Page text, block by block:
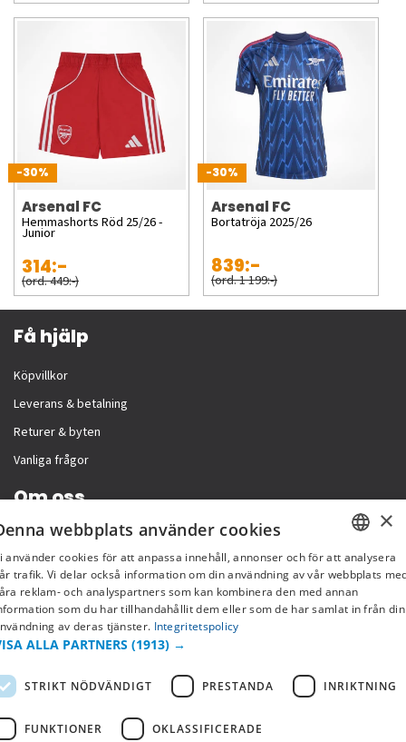
-30%
Arsenal FC
Hemmashorts Röd 25/26 -
Junior
314:-
(ord. 449:-)
-30%
Arsenal FC
Bortatröja 2025/26
839:-
(ord. 1 199:-)
Få hjälp
Köpvillkor
Leverans & betalning
Returer & byten
Vanliga frågor
Om oss
Företagsinformation
SWEDISH
FI
×
webbplats använder cookies
använder cookies för att anpassa innehåll, annonser och för att analysera
trafik. Vi delar också information om din användning av vår webbplats
reklam- och analyspartners som kan kombinera den med annan
som du har tillhandahållit dem eller som de har samlat in från din
av deras tjänster. Integritetspolicy
ALLA PARTNERS (1913) →
STRIKT NÖDVÄNDIGT PRESTANDA INRIKTNING
FUNKTIONER OKLASSIFICERADE